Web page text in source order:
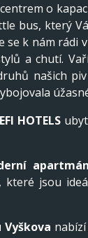
o
bus, který
k nám rádi
a chutí.
našich
HOTELS
které jsou
Vyškova nabízí